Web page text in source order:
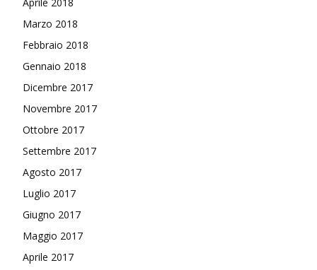
Marzo 2018
Febbraio 2018
Gennaio 2018
Dicembre 2017
Novembre 2017
Ottobre 2017
Settembre 2017
Agosto 2017
Luglio 2017
Giugno 2017
Maggio 2017
Aprile 2017